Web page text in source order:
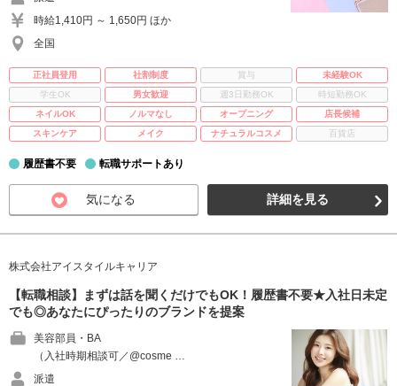
時給1,410円 ～ 1,650円 ほか
全国
正社員登用 社割制度 賞与
未経験OK
学生OK
男女歓迎 週3日勤務OK
時短勤務OK
ネイルOK
ノルマなし オープニング
店長候補
スキンケア
メイク ナチュラルコスメ 百貨店
履歴書不要 転職サポートあり
気になる 詳細を見る
株式会社アイスタイルキャリア
【転職相談】まずは話を聞くだけでもOK！履歴書不要★入社日未定
でも◎あなたにぴったりのブランドを提案
美容部員・BA
（入社時期相談可／@cosme …
派遣